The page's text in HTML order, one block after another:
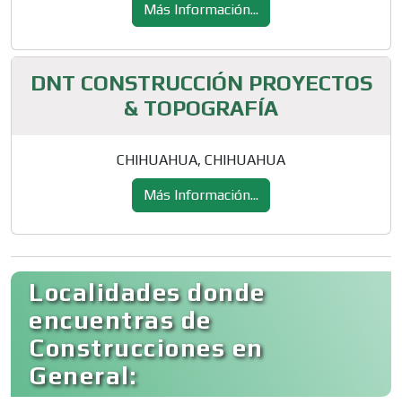
Más Información...
DNT CONSTRUCCIÓN PROYECTOS
& TOPOGRAFÍA
CHIHUAHUA, CHIHUAHUA
Más Información...
Localidades donde
encuentras de
Construcciones en
General: